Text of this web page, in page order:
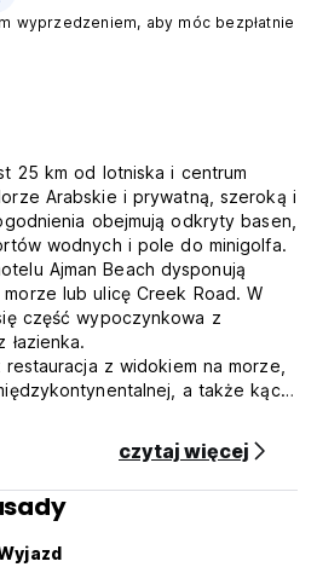
wyprzedzeniem, aby móc bezpłatnie
25 km od lotniska i centrum
Arabskie i prywatną, szeroką i
obejmują odkryty basen,
wodnych i pole do minigolfa.
Ajman Beach dysponują
lub ulicę Creek Road. W
część wypoczynkowa z
łazienka.
z widokiem na morze,
a także kącik
Codziennie wieczorem w
występy muzyczne na żywo.
5 minut jazdy od centrum
o 10 km od tętniącego życiem
czytaj więcej